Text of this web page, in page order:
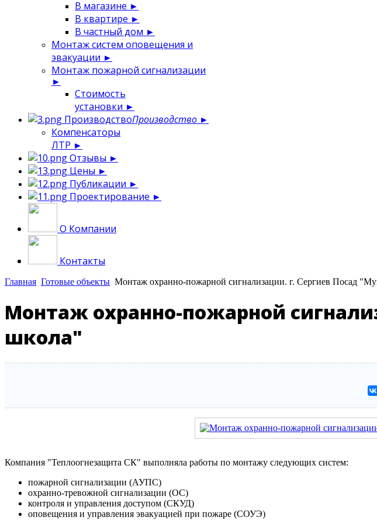
В магазине ►
В квартире ►
В частный дом ►
Монтаж систем оповещения и
эвакуации ►
Монтаж пожарной сигнализации
►
Стоимость
установки ►
ПроизводствоПроизводство ►
Компенсаторы
ЛТР ►
Отзывы ►
Цены ►
Публикации ►
Проектирование ►
О Компании
Контакты
Главная Готовые объекты Монтаж охранно-пожарной сигнализации. г. Сергиев Посад
Монтаж охранно-пожарной
школа"
Компания "Теплоогнезащита СК" выполняла работы по монтажу следующих систем:
пожарной сигнализации (АУПС)
охранно-тревожной сигнализации (ОС)
контроля и управления доступом (СКУД)
оповещения и управления эвакуацией при пожаре (СОУЭ)